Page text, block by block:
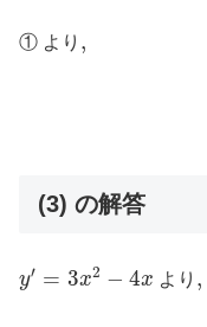
① より ,,
(3) の解答
y′ = 3x2 − 4x
′ x2 −
より ,